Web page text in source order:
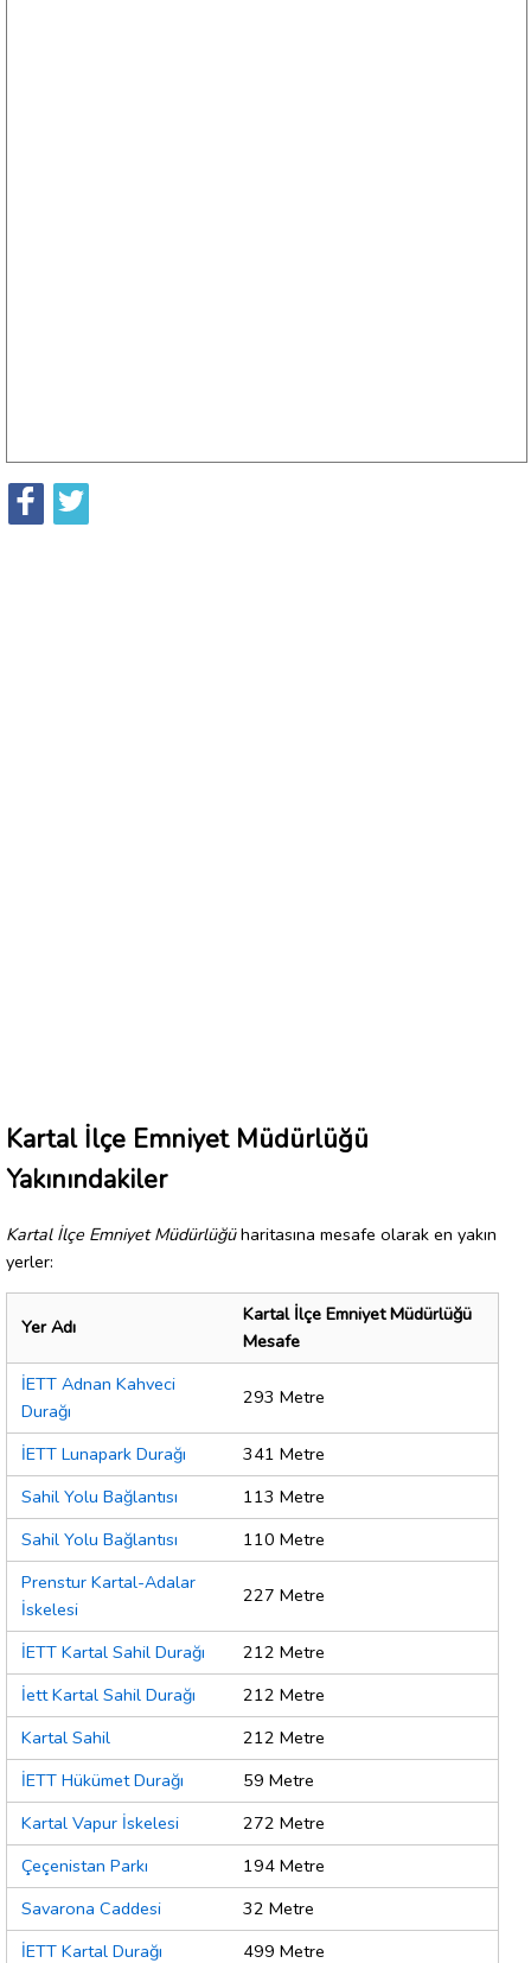
Kartal İlçe Emniyet Müdürlüğü
Yakınındakiler
Kartal İlçe Emniyet Müdürlüğüharitasına mesafe olarak en yakın
yerler:
Yer Adı
Kartal İlçe Emniyet Müdürlüğü
Mesafe
İETT Adnan Kahveci
Durağı
293 Metre
İETT Lunapark Durağı
341 Metre
Sahil Yolu Bağlantısı
113 Metre
Sahil Yolu Bağlantısı
110 Metre
Prenstur Kartal-Adalar
İskelesi
227 Metre
İETT Kartal Sahil Durağı
212 Metre
İett Kartal Sahil Durağı
212 Metre
Kartal Sahil
212 Metre
İETT Hükümet Durağı
59 Metre
Kartal Vapur İskelesi
272 Metre
Çeçenistan Parkı
194 Metre
Savarona Caddesi
32 Metre
İETT Kartal Durağı
499 Metre